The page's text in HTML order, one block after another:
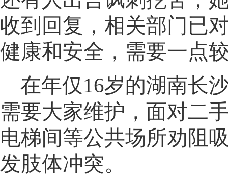
收到回复，相关部门已
健康和安全，需要一点
在年仅16岁的湖南长
需要大家维护，面对二
电梯间等公共场所劝阻
发肢体冲突。